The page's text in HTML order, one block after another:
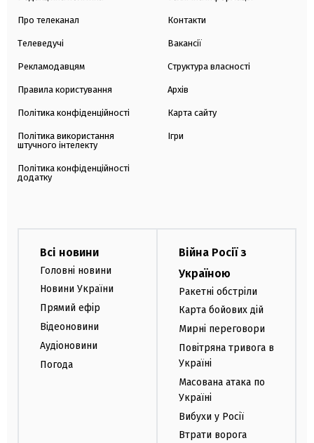
Про телеканал
Телеведучі
Рекламодавцям
Правила користування
Політика конфіденційності
Політика використання
штучного інтелекту
Політика конфіденційності
додатку
Контакти
Вакансії
Структура власності
Архів
Карта сайту
Ігри
Всі новини
Головні новини
Новини України
Прямий ефір
Відеоновини
Аудіоновини
Погода
Війна Росії з
Україною
Ракетні обстріли
Карта бойових дій
Мирні переговори
Повітряна тривога в
Україні
Масована атака по
Україні
Вибухи у Росії
Втрати ворога